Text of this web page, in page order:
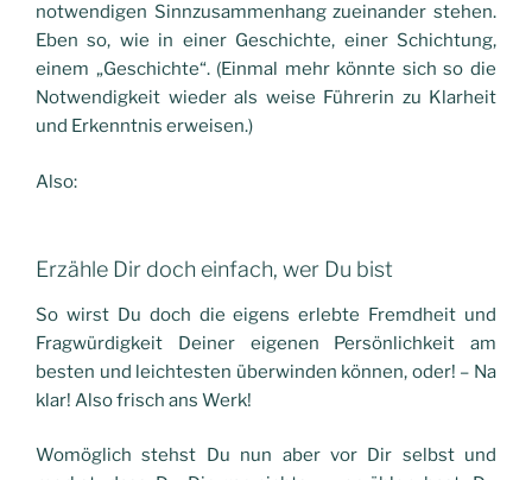
notwendigen Sinnzusammenhang zueinander stehen.
Eben so, wie in einer Geschichte, einer Schichtung,
einem „Geschichte“. (Einmal mehr könnte sich so die
Notwendigkeit wieder als weise Führerin zu Klarheit
und Erkenntnis erweisen.)
Also:
Erzähle Dir doch einfach, wer Du bist
So wirst Du doch die eigens erlebte Fremdheit und
Fragwürdigkeit Deiner eigenen Persönlichkeit am
besten und leichtesten überwinden können, oder! – Na
klar! Also frisch ans Werk!
Womöglich stehst Du nun aber vor Dir selbst und